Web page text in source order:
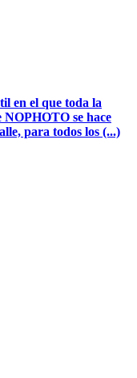
en el que toda la
se hace
para todos los (...)